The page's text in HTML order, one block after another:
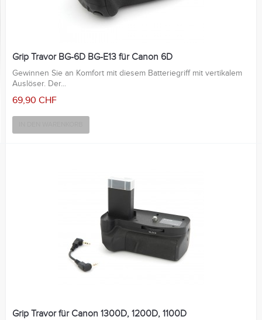
Grip Travor BG-6D BG-E13 für Canon 6D
Gewinnen Sie an Komfort mit diesem Batteriegriff mit vertikalem
Auslöser. Der...
69,90 CHF
Grip Travor für Canon 1300D, 1200D, 1100D